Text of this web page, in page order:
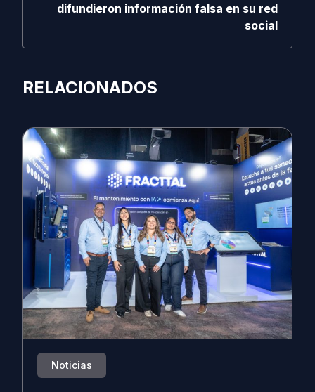
difundieron información falsa en su red
social
RELACIONADOS
Noticias